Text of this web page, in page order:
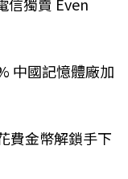
中國記憶體廠加
費金幣解鎖手下